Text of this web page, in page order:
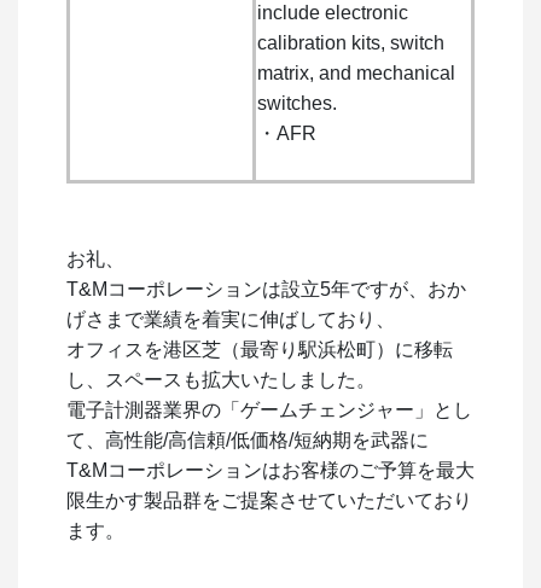
include electronic
calibration kits, switch
matrix, and mechanical
switches.
・AFR
お礼、
T&Mコーポレーションは設立5年ですが、おか
げさまで業績を着実に伸ばしており、
オフィスを港区芝（最寄り駅浜松町）に移転
し、スペースも拡大いたしました。
電子計測器業界の「ゲームチェンジャー」とし
て、高性能/高信頼/低価格/短納期を武器に
T&Mコーポレーションはお客様のご予算を最大
限生かす製品群をご提案させていただいており
ます。